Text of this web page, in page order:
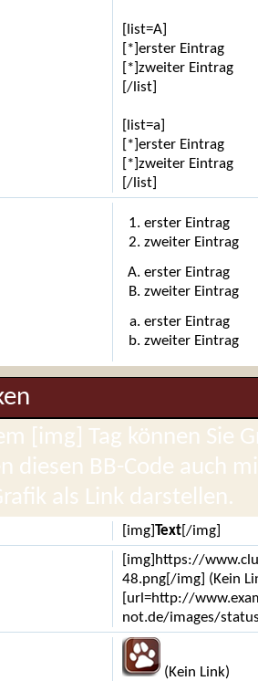
[list=A]
[*]erster Eintrag
[*]zweiter Eintrag
[/list]
[list=a]
[*]erster Eintrag
[*]zweiter Eintrag
[/list]
erster Eintrag
zweiter Eintrag
erster Eintrag
zweiter Eintrag
erster Eintrag
zweiter Eintrag
[img] Tag können Sie
diesen BB-Code auch
als Link darstellen.
[img]Text[/img]
[img]https://
48.png[/img] (Kein
[url=http://
not.de/images/
(Kein Link)